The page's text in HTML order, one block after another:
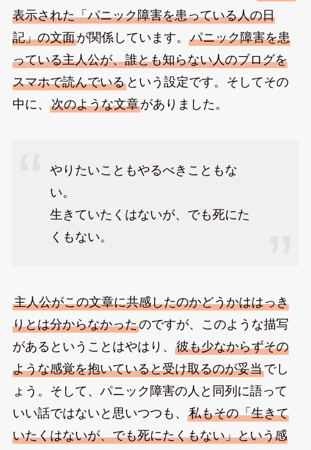
表示された「パニック障害を患っている人の日
記」の文面が関係しています。 パニック障害を患
っている主人公が、誰とも知らない人のブログを
スマホで読んでいるという設定です。そしてその
中に、 次のような文章がありました。
やりたいこともやるべきこともな
い。
生きていたくはないが、でも死にた
くもない。
主人公がこの文章に共感したのかどうかははっき
りとは分からなかったのですが、このような描写
があるということはやはり、 彼も少なからずその
ような感覚を抱いていると受け取るのが妥当でし
ょう。そして、パニック障害の人と同列に語って
いい話ではないと思いつつも、 私もその「生きて
いたくはないが、でも死にたくもない」という感